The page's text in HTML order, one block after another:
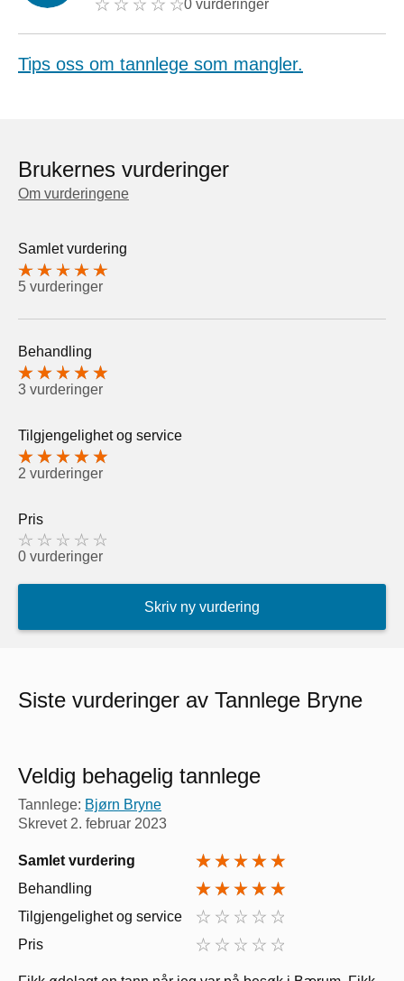
0 vurderinger
Tips oss om tannlege som mangler.
Brukernes vurderinger
Om vurderingene
Samlet vurdering
5 vurderinger
Behandling
3 vurderinger
Tilgjengelighet og service
2 vurderinger
Pris
0 vurderinger
Skriv ny vurdering
Siste vurderinger av Tannlege Bryne
Veldig behagelig tannlege
Tannlege: Bjørn Bryne
Skrevet 2. februar 2023
Samlet vurdering
Behandling
Tilgjengelighet og service
Pris